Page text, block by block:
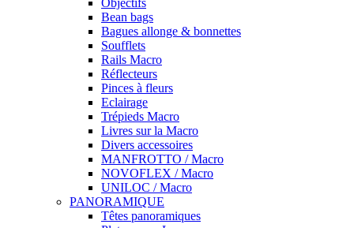
Objectifs
Bean bags
Bagues allonge & bonnettes
Soufflets
Rails Macro
Réflecteurs
Pinces à fleurs
Eclairage
Trépieds Macro
Livres sur la Macro
Divers accessoires
MANFROTTO / Macro
NOVOFLEX / Macro
UNILOC / Macro
PANORAMIQUE
Têtes panoramiques